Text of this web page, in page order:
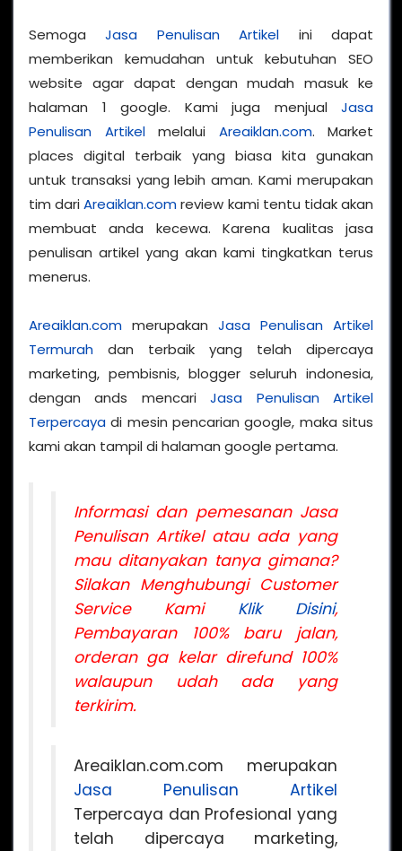
SemogaJasa Penulisan Artikel ini dapat
memberikan kemudahan untuk kebutuhan SEO
website agar dapat dengan mudah masuk ke
halaman 1 google. Kami juga menjual Jasa
Penulisan Artikelmelalui Areaiklan.com. Market
places digital terbaik yang biasa kita gunakan
untuk transaksi yang lebih aman. Kami merupakan
tim dariAreaiklan.comreview kami tentu tidak akan
membuat anda kecewa. Karena kualitas jasa
penulisan artikel yang akan kami tingkatkan terus
menerus.
Areaiklan.com merupakan Jasa Penulisan Artikel
Termurah dan terbaik yang telah dipercaya
marketing, pembisnis, blogger seluruh indonesia,
dengan ands mencariJasa Penulisan Artikel
Terpercaya di mesin pencarian google, maka situs
kami akan tampil di halaman google pertama.
Informasi dan pemesanan Jasa
Penulisan Artikel atau ada yang
mau ditanyakan tanya gimana?
Silakan Menghubungi Customer
Service Kami Klik Disini,
Pembayaran 100% baru jalan,
orderan ga kelar direfund 100%
walaupun udah ada yang
terkirim.
Areaiklan.com.com merupakan
Jasa Penulisan Artikel
Terpercaya dan Profesional yang
telah dipercaya marketing,